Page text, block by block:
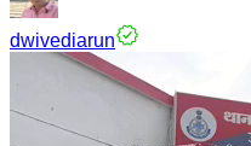
dwivediarun